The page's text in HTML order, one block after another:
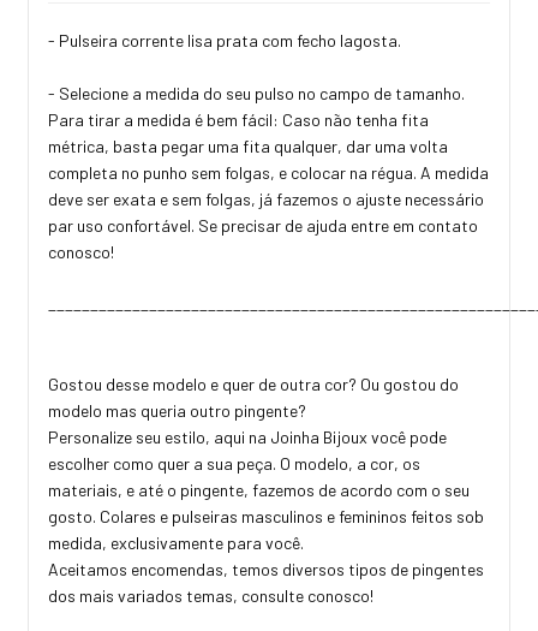
- Pulseira corrente lisa prata com fecho lagosta.
- Selecione a medida do seu pulso no campo de tamanho.
Para tirar a medida é bem fácil: Caso não tenha fita
métrica, basta pegar uma fita qualquer, dar uma volta
completa no punho sem folgas, e colocar na régua. A medida
deve ser exata e sem folgas, já fazemos o ajuste necessário
par uso confortável. Se precisar de ajuda entre em contato
conosco!
Gostou desse modelo e quer de outra cor? Ou gostou do
modelo mas queria outro pingente?
Personalize seu estilo, aqui na Joinha Bijoux você pode
escolher como quer a sua peça. O modelo, a cor, os
materiais, e até o pingente, fazemos de acordo com o seu
gosto. Colares e pulseiras masculinos e femininos feitos sob
medida, exclusivamente para você.
Aceitamos encomendas, temos diversos tipos de pingentes
dos mais variados temas, consulte conosco!